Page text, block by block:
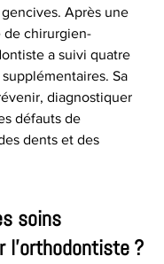
Après une
chirurgien-
a suivi quatre
Sa
diagnostiquer
défauts de
dents et des
soins
?